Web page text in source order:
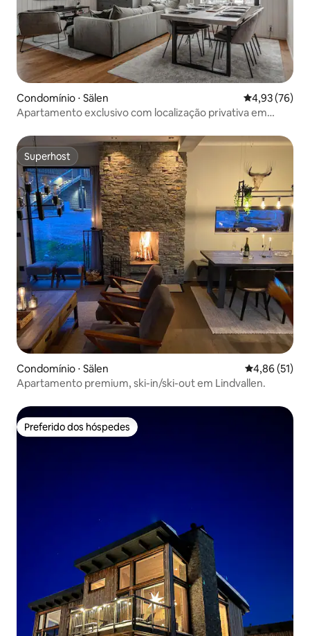
Condomínio ⋅ Sälen 4,93 de uma
4,93 (76)
Apartamento exclusivo com localização privativa em
Superhost
Superhost
Condomínio ⋅ Sälen 4,86 de uma
4,86 (51)
Apartamento premium, ski-in/ski-out em Lindvallen.
Preferido dos hóspedes
Preferido dos hóspedes